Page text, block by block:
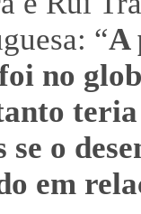
“A
no
se o
em